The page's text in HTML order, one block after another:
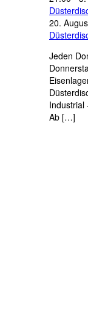
20.
Jeden
Industrial
Ab […]